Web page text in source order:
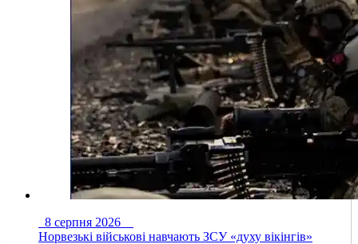
8 серпня 2026
Норвезькі військові навчають ЗСУ «духу вікінгів»